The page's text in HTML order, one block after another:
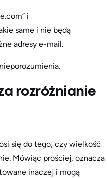
i
same i nie będą
adresy e-mail.
rozróżnianie
się do tego, czy wielkość
Mówiąc prościej, oznacza
inaczej i mogą